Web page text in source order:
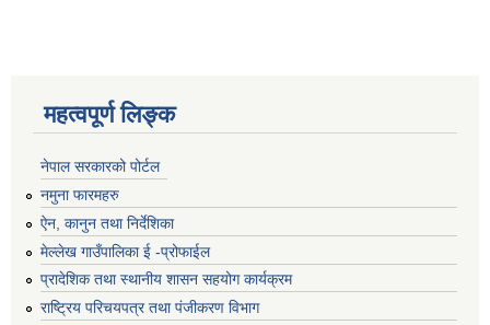
महत्वपूर्ण लिङ्क
नेपाल सरकारको पोर्टल
नमुना फारमहरु
ऐन, कानुन तथा निर्देशिका
मेल्लेख गाउँपालिका ई -प्रोफाईल
प्रादेशिक तथा स्थानीय शासन सहयोग कार्यक्रम
राष्ट्रिय परिचयपत्र तथा पंजीकरण विभाग